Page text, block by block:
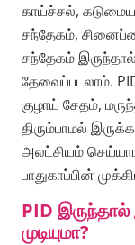
காய்ச்சல்,
சந்தேகம்,
சந்தேகம்
தேவைப்படலாம்.
குழாய் சேதம்,
திரும்பாமல்
அலட்சியம்
பாதுகாப்பின்
PID
முடியுமா?